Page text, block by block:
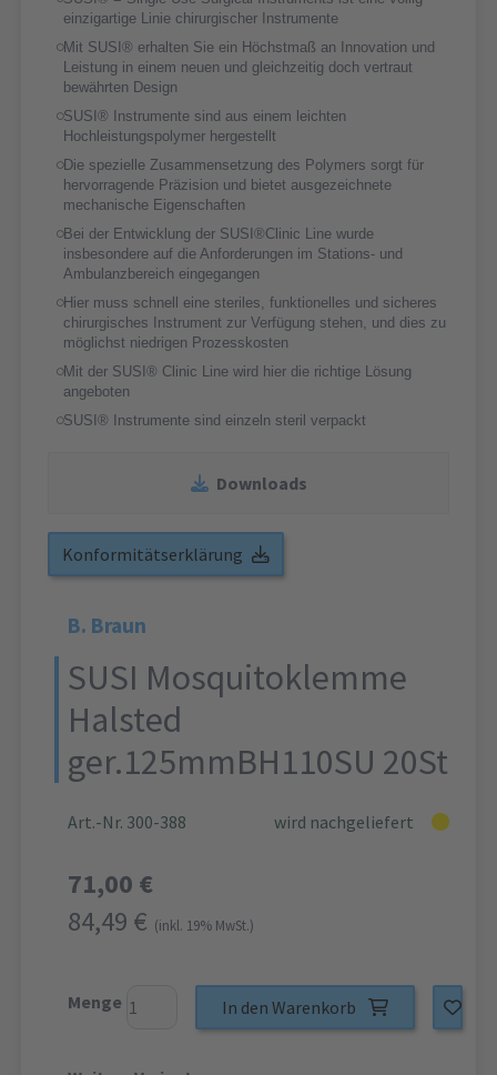
einzigartige Linie chirurgischer Instrumente
Mit SUSI® erhalten Sie ein Höchstmaß an Innovation und
Leistung in einem neuen und gleichzeitig doch vertraut
bewährten Design
SUSI® Instrumente sind aus einem leichten
Hochleistungspolymer hergestellt
Die spezielle Zusammensetzung des Polymers sorgt für
hervorragende Präzision und bietet ausgezeichnete
mechanische Eigenschaften
Bei der Entwicklung der SUSI®Clinic Line wurde
insbesondere auf die Anforderungen im Stations- und
Ambulanzbereich eingegangen
Hier muss schnell eine steriles, funktionelles und sicheres
chirurgisches Instrument zur Verfügung stehen, und dies zu
möglichst niedrigen Prozesskosten
Mit der SUSI® Clinic Line wird hier die richtige Lösung
angeboten
SUSI® Instrumente sind einzeln steril verpackt
Downloads
Konformitätserklärung
B. Braun
SUSI Mosquitoklemme
Halsted
ger.125mmBH110SU 20St
Art.-Nr. 300-388 wird nachgeliefert
71,00 €
84,49 € (inkl. 19% MwSt.)
Menge In den Warenkorb